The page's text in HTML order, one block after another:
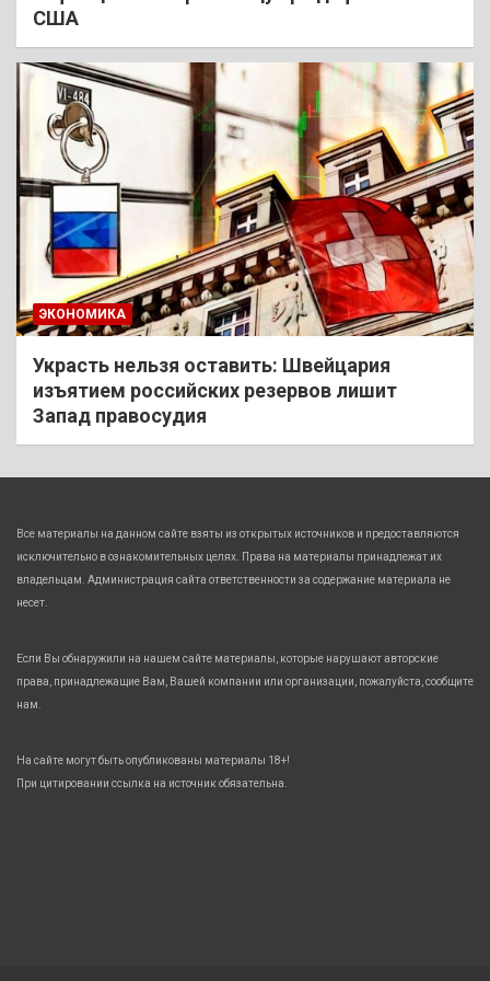
США
ЭКОНОМИКА
Украсть нельзя оставить: Швейцария
изъятием российских резервов лишит
Запад правосудия
Все материалы на данном сайте взяты из открытых источников и предоставляются
исключительно в ознакомительных целях. Права на материалы принадлежат их
владельцам. Администрация сайта ответственности за содержание материала не
несет.
Если Вы обнаружили на нашем сайте материалы, которые нарушают авторские
права, принадлежащие Вам, Вашей компании или организации, пожалуйста, сообщите
нам.
На сайте могут быть опубликованы материалы 18+!
При цитировании ссылка на источник обязательна.